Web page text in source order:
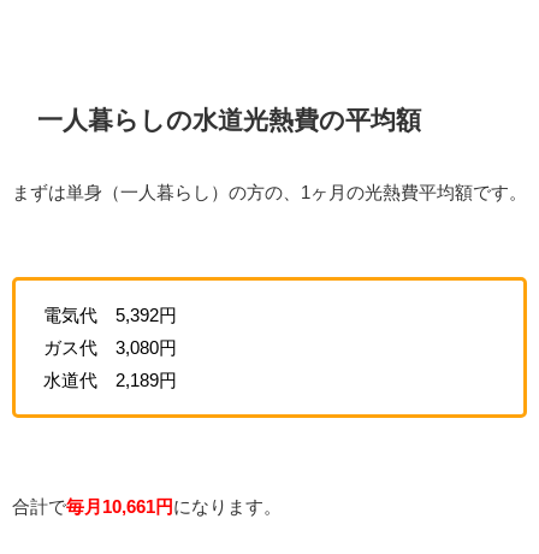
一人暮らしの水道光熱費の平均額
まずは単身（一人暮らし）の方の、1ヶ月の光熱費平均額です。
電気代 5,392円
ガス代 3,080円
水道代 2,189円
合計で毎月10,661円 になります。